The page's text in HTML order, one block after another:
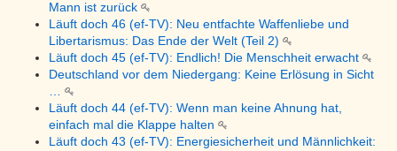
Mann ist zurück
Läuft doch 46 (ef-TV): Neu entfachte Waffenliebe und
Libertarismus: Das Ende der Welt (Teil 2)
Läuft doch 45 (ef-TV): Endlich! Die Menschheit erwacht
Deutschland vor dem Niedergang: Keine Erlösung in Sicht
…
Läuft doch 44 (ef-TV): Wenn man keine Ahnung hat,
einfach mal die Klappe halten
Läuft doch 43 (ef-TV): Energiesicherheit und Männlichkeit: